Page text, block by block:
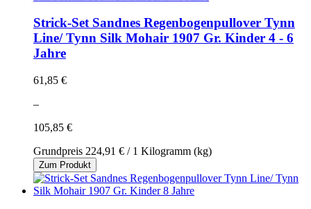
Strick-Set Sandnes Regenbogenpullover Tynn
Line/ Tynn Silk Mohair 1907 Gr. Kinder 4 - 6
Jahre
61,85 €
–
105,85 €
Grundpreis 224,91 € / 1 Kilogramm (kg)
Zum Produkt